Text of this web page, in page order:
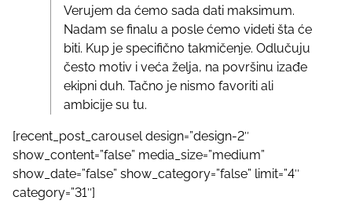
Verujem da ćemo sada dati maksimum.
Nadam se finalu a posle ćemo videti šta će
biti. Kup je specifično takmičenje. Odlučuju
često motiv i veća želja, na površinu izađe
ekipni duh. Tačno je nismo favoriti ali
ambicije su tu.
[recent_post_carousel design=”design-2″
show_content=”false” media_size=”medium”
show_date=”false” show_category=”false” limit=”4″
category=”31″]